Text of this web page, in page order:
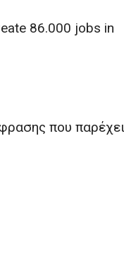
86.000 jobs in
που